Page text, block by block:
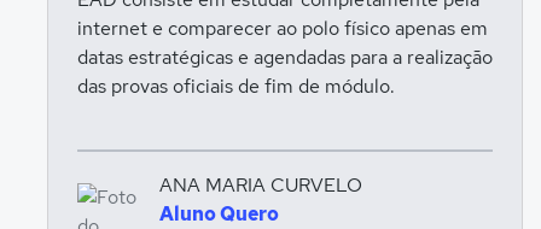
internet e comparecer ao polo físico apenas em
datas estratégicas e agendadas para a realização
das provas oficiais de fim de módulo.
ANA MARIA CURVELO
Aluno Quero